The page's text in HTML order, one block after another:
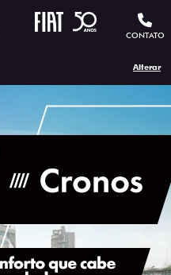
CONTATO
Alterar